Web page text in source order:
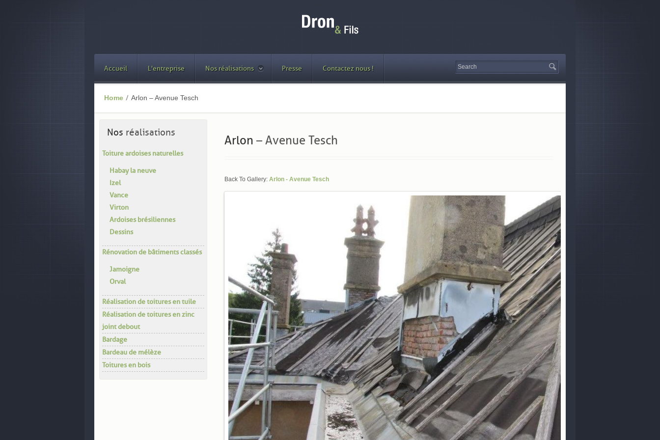
Accueil L'entreprise Nos réalisations Presse Contactez nous !
Home Arlon – Avenue Tesch
Arlon – Avenue Tesch
Back To Gallery: Arlon - Avenue Tesch
Nos réalisations
Toiture ardoises naturelles
Habay la neuve
Izel
Vance
Virton
Ardoises brésiliennes
Dessins
Rénovation de bâtiments classés
Jamoigne
Orval
Réalisation de toitures en tuile
Réalisation de toitures en zinc
joint debout
Bardage
Bardeau de mélèze
Toitures en bois